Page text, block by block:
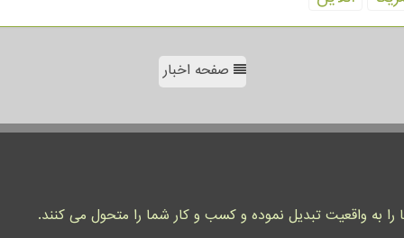
صفحه اخبار